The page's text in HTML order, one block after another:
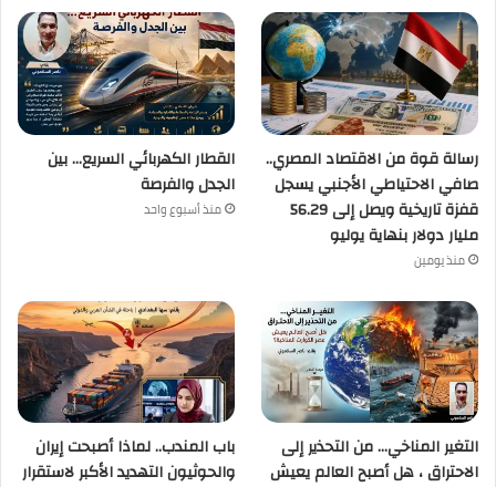
رسالة قوة من الاقتصاد المصري..
صافي الاحتياطي الأجنبي يسجل
قفزة تاريخية ويصل إلى 56.29
مليار دولار بنهاية يوليو
منذ يومين
القطار الكهربائي السريع… بين
الجدل والفرصة
منذ أسبوع واحد
التغير المناخي… من التحذير إلى
الاحتراق ، هل أصبح العالم يعيش
باب المندب.. لماذا أصبحت إيران
والحوثيون التهديد الأكبر لاستقرار